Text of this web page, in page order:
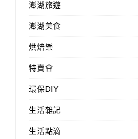
澎湖旅遊
澎湖美食
烘焙樂
特賣會
環保DIY
生活雜記
生活點滴